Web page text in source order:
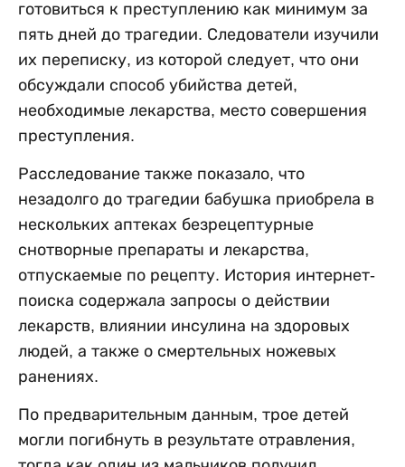
готовиться к преступлению как минимум за
пять дней до трагедии. Следователи изучили
их переписку, из которой следует, что они
обсуждали способ убийства детей,
необходимые лекарства, место совершения
преступления.
Расследование также показало, что
незадолго до трагедии бабушка приобрела в
нескольких аптеках безрецептурные
снотворные препараты и лекарства,
отпускаемые по рецепту. История интернет-
поиска содержала запросы о действии
лекарств, влиянии инсулина на здоровых
людей, а также о смертельных ножевых
ранениях.
По предварительным данным, трое детей
могли погибнуть в результате отравления,